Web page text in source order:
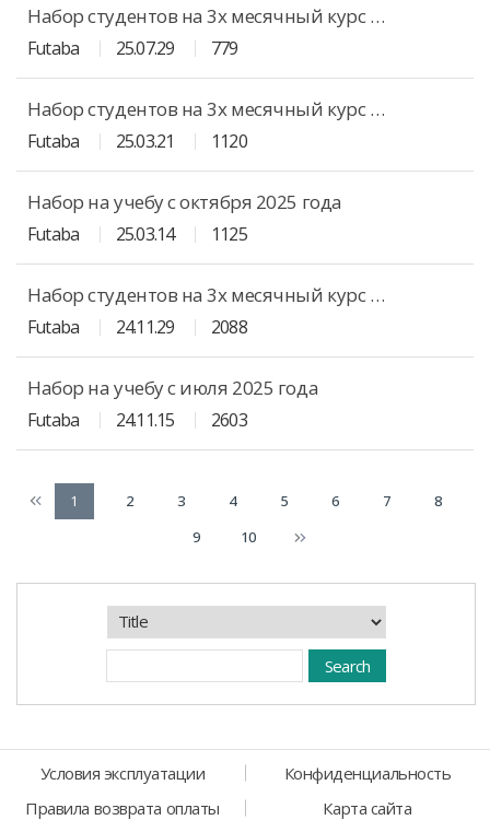
Набор студентов на 3х месячный курс с Октябрь 2025 года
Futaba 25.07.29 779
Набор студентов на 3х месячный курс с июля 2025 года
Futaba 25.03.21 1120
Набор на учебу с октября 2025 года
Futaba 25.03.14 1125
Набор студентов на 3х месячный курс с апреля 2025 года
Futaba 24.11.29 2088
Набор на учебу с июля 2025 года
Futaba 24.11.15 2603
1 2 3 4 5 6 7
8
9
10
Условия эксплуатации
Конфиденциальность
Правила возврата оплаты
Карта сайта